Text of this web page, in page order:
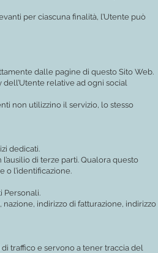
per ciascuna finalità, l’Utente può
dalle pagine di questo Sito Web.
relative ad ogni social
non utilizzino il servizio, lo stesso
dedicati.
di terze parti. Qualora questo
o l’identificazione.
Personali.
nazione, indirizzo di fatturazione, indirizzo
traffico e servono a tener traccia del